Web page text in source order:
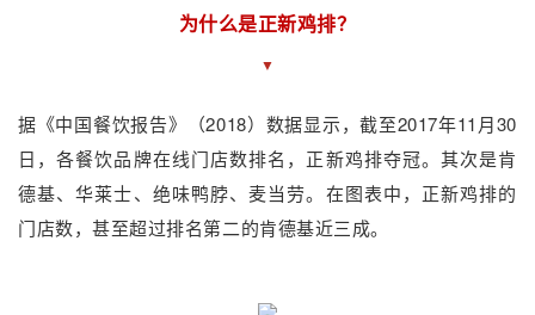
为什么是正新鸡排？
▼
据《中国餐饮报告》 （2018） 数据显示，截至2017年11月30
日，各餐饮品牌在线门店数排名，正新鸡排夺冠。其次是肯
德基、华莱士、绝味鸭脖、麦当劳。在图表中，正新鸡排的
门店数，甚至超过排名第二的肯德基近三成。